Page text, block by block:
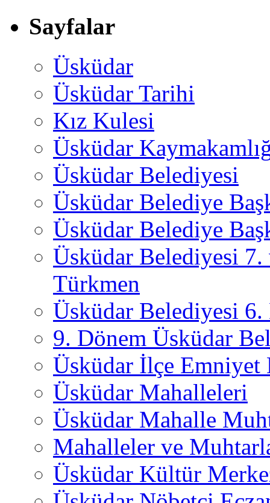
Sayfalar
Üsküdar
Üsküdar Tarihi
Kız Kulesi
Üsküdar
Üsküdar Belediyesi
Üsküdar Belediye
Üsküdar Belediye
Üsküdar Belediyesi
Türkmen
Üsküdar Belediyesi 6.
9. Dönem Üsküdar
Üsküdar İlçe
Üsküdar Mahalleleri
Üsküdar Mahalle
Mahalleler ve
Üsküdar Kültür